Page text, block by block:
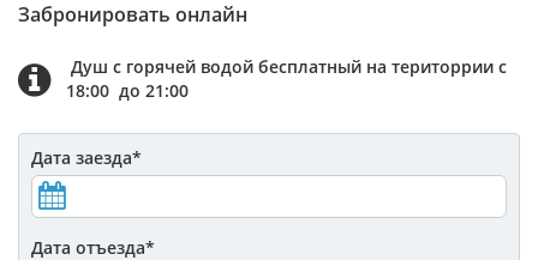
Забронировать онлайн
Душ с горячей водой бесплатный на територрии с
18:00 до 21:00
Дата заезда*
Дата отъезда*